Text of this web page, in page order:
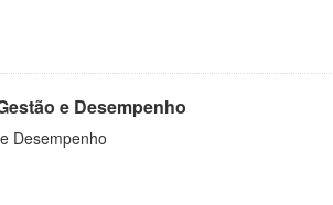
e Desempenho
Desempenho